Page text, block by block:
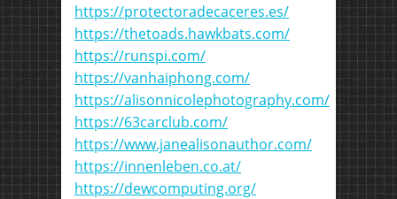
https://protectoradecaceres.es/
https://thetoads.hawkbats.com/
https://runspi.com/
https://vanhaiphong.com/
https://alisonnicolephotography.com/
https://63carclub.com/
https://www.janealisonauthor.com/
https://innenleben.co.at/
https://dewcomputing.org/